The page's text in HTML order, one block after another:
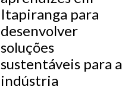
Itapiranga para
desenvolver
soluções
sustentáveis para a
indústria